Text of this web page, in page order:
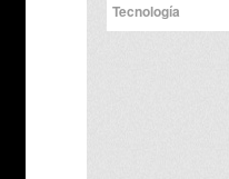
Tecnología